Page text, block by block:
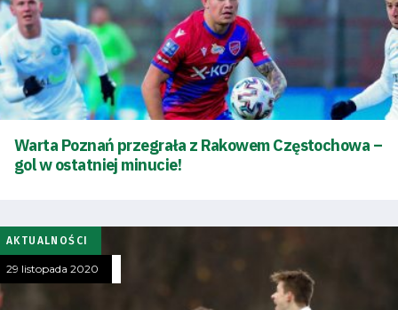
Warta Poznań przegrała z Rakowem Częstochowa –
gol w ostatniej minucie!
AKTUALNOŚCI
29 listopada 2020